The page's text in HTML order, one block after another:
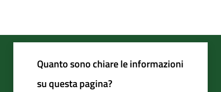
Quanto sono chiare le informazioni
su questa pagina?